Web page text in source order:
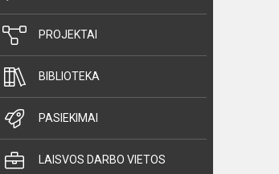
PROJEKTAI
BIBLIOTEKA
PASIEKIMAI
LAISVOS DARBO VIETOS